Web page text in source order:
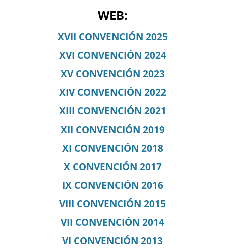
WEB:
XVII CONVENCIÓN 2025
XVI CONVENCIÓN 2024
XV CONVENCIÓN 2023
XIV CONVENCIÓN 2022
XIII CONVENCIÓN 2021
XII CONVENCIÓN 2019
XI CONVENCIÓN 2018
X CONVENCIÓN 2017
IX CONVENCIÓN 2016
VIII CONVENCIÓN 2015
VII CONVENCIÓN 2014
VI CONVENCIÓN 2013